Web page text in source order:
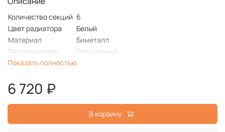
Количество секций 6
Цвет радиатора
Белый
Материал
Биметалл
Тип радиатора
Секционный
Серия
BiLiner 500
Гарантийный срок
Показать полностью
6 720 ₽
В корзину